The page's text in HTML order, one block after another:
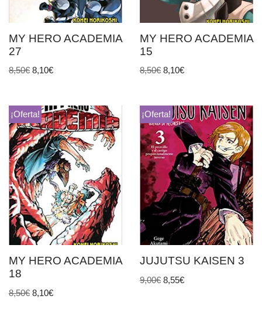
MY HERO ACADEMIA
27
8,50€ 8,10€
MY HERO ACADEMIA
15
8,50€ 8,10€
¡Oferta!
MY HERO ACADEMIA
18
8,50€ 8,10€
¡Oferta!
JUJUTSU KAISEN 3
9,00€ 8,55€